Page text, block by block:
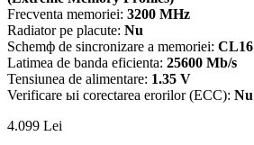
Frecventa memoriei: 3200 MHz
Radiator pe placute: Nu
Schemф de sincronizare a memoriei: CL16
Latimea de banda eficienta: 25600 Mb/s
Tensiunea de alimentare: 1.35 V
Verificare ыi corectarea erorilor (ECC): Nu
4.099 Lei